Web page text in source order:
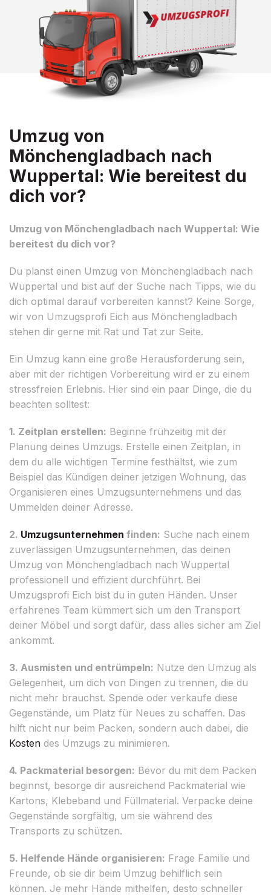
Umzug von
Mönchengladbach nach
Wuppertal: Wie bereitest du
dich vor?
Umzug von Mönchengladbach nach Wuppertal: Wie
bereitest du dich vor?
Du planst einen Umzug von Mönchengladbach nach
Wuppertal und bist auf der Suche nach Tipps, wie du
dich optimal darauf vorbereiten kannst? Keine Sorge,
wir von Umzugsprofi Eich aus Mönchengladbach
stehen dir gerne mit Rat und Tat zur Seite.
Ein Umzug kann eine große Herausforderung sein,
aber mit der richtigen Vorbereitung wird er zu einem
stressfreien Erlebnis. Hier sind ein paar Dinge, die du
beachten solltest:
1. Zeitplan erstellen: Beginne frühzeitig mit der
Planung deines Umzugs. Erstelle einen Zeitplan, in
dem du alle wichtigen Termine festhältst, wie zum
Beispiel das Kündigen deiner jetzigen Wohnung, das
Organisieren eines Umzugsunternehmens und das
Ummelden deiner Adresse.
2. Umzugsunternehmen finden: Suche nach einem
zuverlässigen Umzugsunternehmen, das deinen
Umzug von Mönchengladbach nach Wuppertal
professionell und effizient durchführt. Bei
Umzugsprofi Eich bist du in guten Händen. Unser
erfahrenes Team kümmert sich um den Transport
deiner Möbel und sorgt dafür, dass alles sicher am Ziel
ankommt.
3. Ausmisten und entrümpeln: Nutze den Umzug als
Gelegenheit, um dich von Dingen zu trennen, die du
nicht mehr brauchst. Spende oder verkaufe diese
Gegenstände, um Platz für Neues zu schaffen. Das
hilft nicht nur beim Packen, sondern auch dabei, die
Kosten des Umzugs zu minimieren.
4. Packmaterial besorgen: Bevor du mit dem Packen
beginnst, besorge dir ausreichend Packmaterial wie
Kartons, Klebeband und Füllmaterial. Verpacke deine
Gegenstände sorgfältig, um sie während des
Transports zu schützen.
5. Helfende Hände organisieren: Frage Familie und
Freunde, ob sie dir beim Umzug behilflich sein
können. Je mehr Hände mithelfen, desto schneller